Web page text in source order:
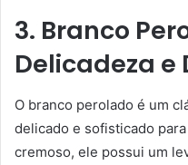
3. Branco
Delicadeza
O branco perolado é um
delicado e sofisticado
cremoso, ele possui um